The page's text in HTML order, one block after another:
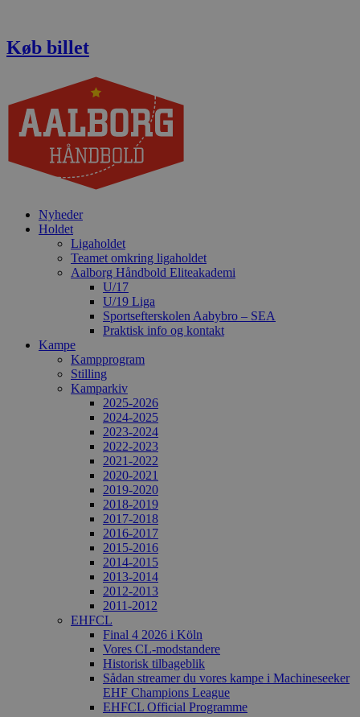
indhold
Køb billet
Nyheder
Holdet
Ligaholdet
Teamet omkring ligaholdet
Aalborg Håndbold Eliteakademi
U/17
U/19 Liga
Sportsefterskolen Aabybro – SEA
Praktisk info og kontakt
Kampe
Kampprogram
Stilling
Kamparkiv
2025-2026
2024-2025
2023-2024
2022-2023
2021-2022
2020-2021
2019-2020
2018-2019
2017-2018
2016-2017
2015-2016
2014-2015
2013-2014
2012-2013
2011-2012
EHFCL
Final 4 2026 i Köln
Vores CL-modstandere
Historisk tilbageblik
Sådan streamer du vores kampe i Machineseeker
EHF Champions League
EHFCL Official Programme